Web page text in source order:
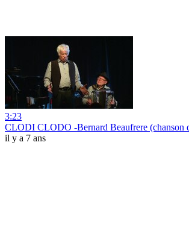
3:23
CLODI CLODO -Bernard Beaufrere (chanson
il y a 7 ans